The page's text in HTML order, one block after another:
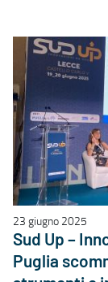
23 giugno 2025
Sud Up –
Puglia